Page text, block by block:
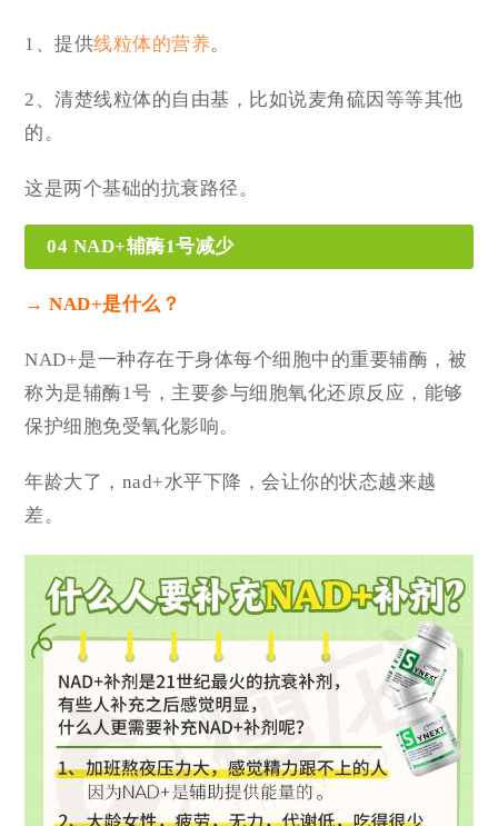
1、提供线粒体的营养。
2、清楚线粒体的自由基，比如说麦角硫因等等其他
的。
这是两个基础的抗衰路径。
04 NAD+辅酶1号减少
→ NAD+是什么？
NAD+是一种存在于身体每个细胞中的重要辅酶，被
称为是辅酶1号， 主要参与细胞氧化还原反应，能够
保护细胞免受氧化影响。
年龄大了，nad+水平下降，会让你的状态越来越
差。